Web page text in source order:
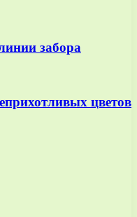
забора
цветов